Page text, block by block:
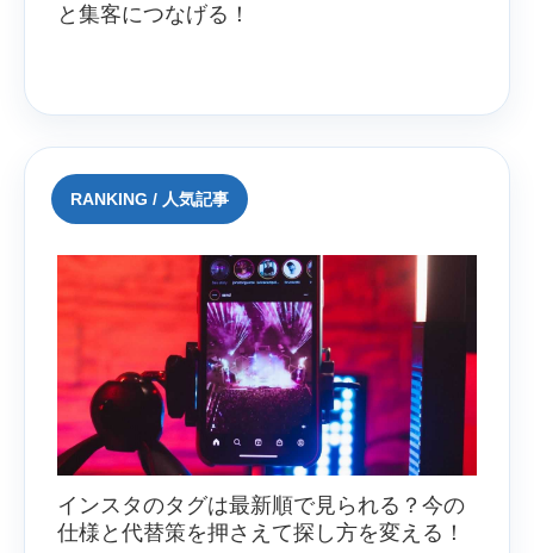
と集客につなげる！
RANKING / 人気記事
インスタのタグは最新順で見られる？今の
仕様と代替策を押さえて探し方を変える！